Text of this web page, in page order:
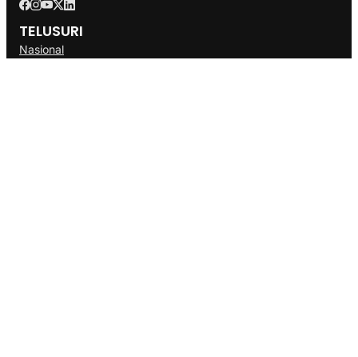
TELUSURI
Nasional